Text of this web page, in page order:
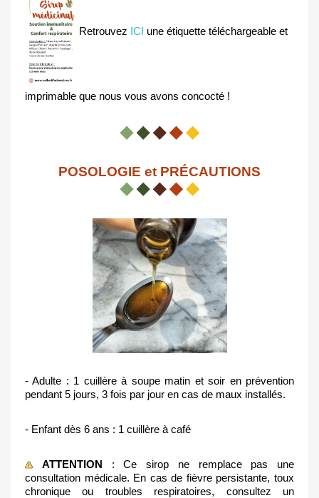
Retrouvez ICI une étiquette téléchargeable et
imprimable que nous vous avons concocté !
POSOLOGIE et PRÉCAUTIONS
- Adulte : 1 cuillère à soupe matin et soir en prévention
pendant 5 jours, 3 fois par jour en cas de maux installés.
- Enfant dès 6 ans : 1 cuillère à café
ATTENTION
: Ce sirop ne remplace pas une
consultation médicale. En cas de fièvre persistante, toux
chronique ou troubles respiratoires, consultez un